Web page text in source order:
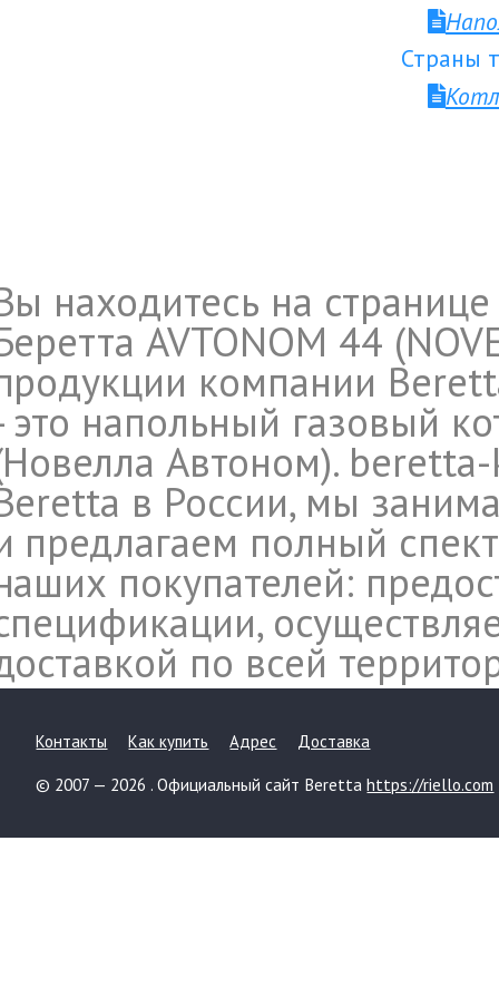
Страны
находитесь на
AVTONOM 44
компании
это напольный газовый
Автоном).
в России, мы
предлагаем полный
покупателей:
по всей
Контакты Как купить Адрес Доставка
© 2007 — 2026 . Официальный сайт Berettahttps://riello.com